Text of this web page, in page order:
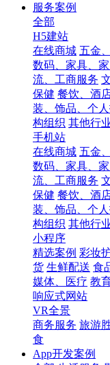
服务案例
全部
H5建站
在线商城 五金
数码、家具、
流、工商服务
保健 餐饮、酒
装、饰品、个
构组织 其他行
手机站
在线商城 五金
数码、家具、
流、工商服务
保健 餐饮、酒
装、饰品、个
构组织 其他行
小程序
精选案例 彩妆
货 生鲜配送 食
媒体、医疗 教
响应式网站
VR全景
商务服务 旅游
食
App开发案例